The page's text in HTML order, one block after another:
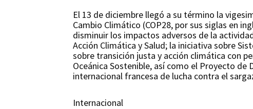
El 13 de diciembre llegó a su término la
Cambio Climático (COP28, por sus siglas en
disminuir los impactos adversos de la
Acción Climática y Salud; la iniciativa sobre
sobre transición justa y acción climática con
Oceánica Sostenible, así como el Proyecto
internacional francesa de lucha contra el
Internacional